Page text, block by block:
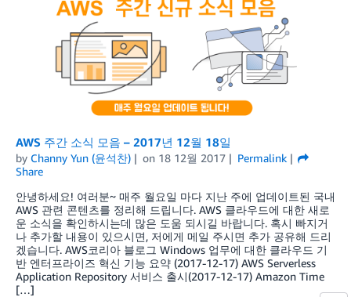
AWS 주간 소식 모음 – 2017년 12월 18일
by Channy Yun (윤석찬) on 18 12월 2017
Permalink
Share
안녕하세요! 여러분~ 매주 월요일 마다 지난 주에 업데이트된 국내
AWS 관련 콘텐츠를 정리해 드립니다. AWS 클라우드에 대한 새로
운 소식을 확인하시는데 많은 도움 되시길 바랍니다. 혹시 빠지거
나 추가할 내용이 있으시면, 저에게 메일 주시면 추가 공유해 드리
겠습니다. AWS코리아 블로그 Windows 업무에 대한 클라우드 기
반 엔터프라이즈 혁신 기능 요약 (2017-12-17) AWS Serverless
Application Repository 서비스 출시(2017-12-17) Amazon Time
[…]